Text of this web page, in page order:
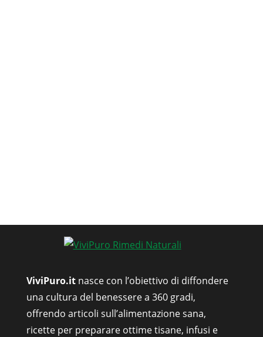
ViviPuro.it nasce con l’obiettivo di diffondere
una cultura del benessere a 360 gradi,
offrendo articoli sull’alimentazione sana,
ricette per preparare ottime tisane, infusi e